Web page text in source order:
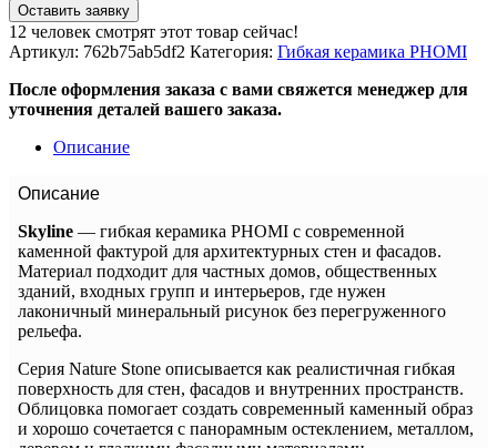
12 человек смотрят этот товар сейчас!
Артикул: 762b75ab5df2 Категория: Гибкая керамика PHOMI
После оформления заказа с вами свяжется менеджер для
уточнения деталей вашего заказа.
Описание
Описание
Skyline — гибкая керамика PHOMI с современной
каменной фактурой для архитектурных стен и фасадов.
Материал подходит для частных домов, общественных
зданий, входных групп и интерьеров, где нужен
лаконичный минеральный рисунок без перегруженного
рельефа.
Серия Nature Stone описывается как реалистичная гибкая
поверхность для стен, фасадов и внутренних пространств.
Облицовка помогает создать современный каменный образ
и хорошо сочетается с панорамным остеклением, металлом,